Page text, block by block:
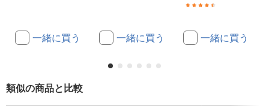
一緒に買う 一緒に買う 一緒に買う
類似の商品と比較